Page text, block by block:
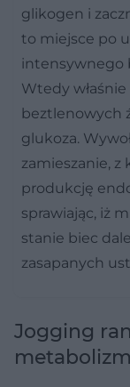
glikogen i
to miejsce po
intensywnego
Wtedy
beztlenowych
glukoza.
zamieszanie, z
produkcję
sprawiając, iż
stanie biec
zasapanych
Jogging
metabolizm